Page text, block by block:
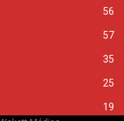
56
57
35
25
19